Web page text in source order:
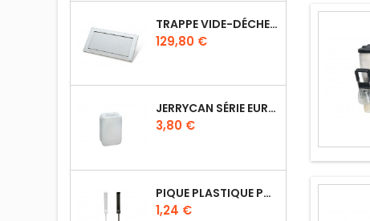
TRAPPE VIDE-DÉCHETS BASCULANT ENCASTRABLE EN INOX
Prix
129,80 €
JERRYCAN SÉRIE EURO UN DIN 61
Prix
3,80 €
PIQUE PLASTIQUE POUR ÉTIQUETTES SUR LES PLATS EN VITRINE
Prix
1,24 €